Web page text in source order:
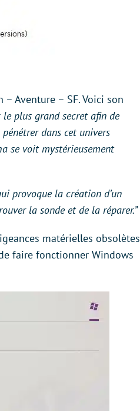
Aventure – SF. Voici son
le plus grand secret afin de
dans cet univers
se voit mystérieusement
provoque la création d’un
la sonde et de la réparer.”
matérielles obsolètes
faire fonctionner Windows